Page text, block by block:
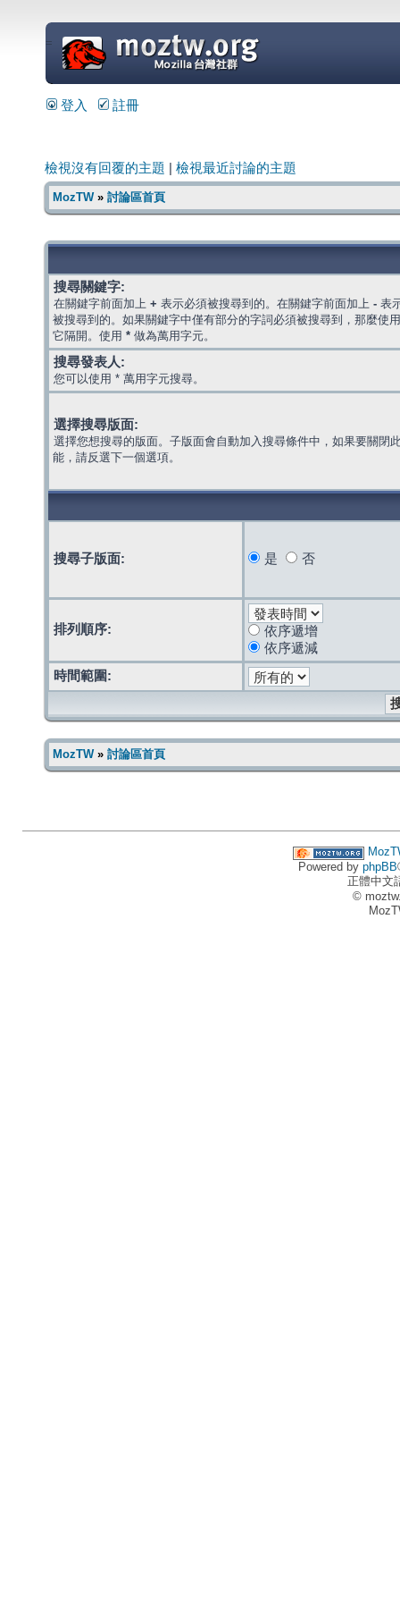
=
登入 註冊
檢視沒有回覆的主題 檢視最近討論的主題
MozTW» 討論區首頁
搜尋關鍵字:
在關鍵字前面加上 + 表示必須被搜尋到的。在關鍵字前面加上 - 表
被搜尋到的。如果關鍵字中僅有部分的字詞必須被搜尋到，那麼使
它隔開。使用 * 做為萬用字元。
搜尋發表人:
您可以使用 * 萬用字元搜尋。
選擇搜尋版面:
選擇您想搜尋的版面。子版面會自動加入搜尋條件中，如果要關閉
能，請反選下一個選項。
搜尋子版面: 是 否
排列順序:
依序遞增
依序遞減
時間範圍:
MozTW» 討論區首頁
Powered by phpBB
正體中文
©